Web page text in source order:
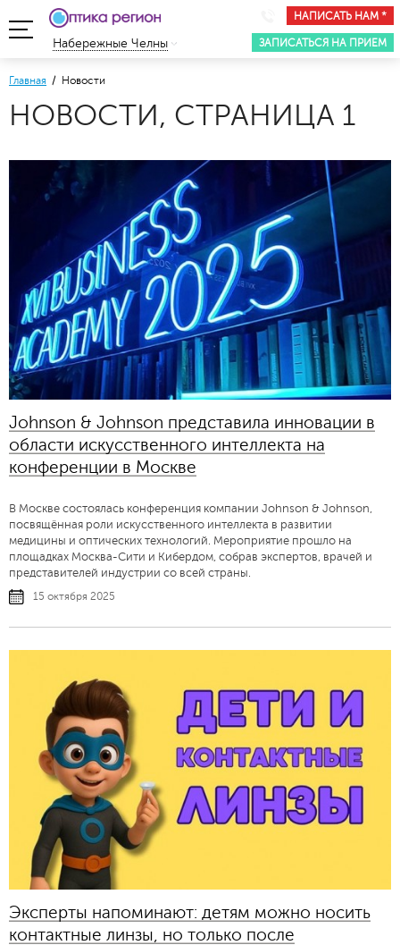
НАПИСАТЬ НАМ *
ЗАПИСАТЬСЯ НА ПРИЕМ
Набережные Челны
Главная / Новости
НОВОСТИ, СТРАНИЦА 1
Johnson & Johnson представила инновации в
области искусственного интеллекта на
конференции в Москве
В Москве состоялась конференция компании Johnson & Johnson,
посвящённая роли искусственного интеллекта в развитии
медицины и оптических технологий. Мероприятие прошло на
площадках Москва-Сити и Кибердом, собрав экспертов, врачей и
представителей индустрии со всей страны.
15 октября 2025
Эксперты напоминают: детям можно носить
контактные линзы, но только после